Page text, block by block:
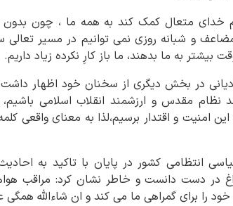
خدای متعال کمک کند به همه ما ، چون
و شبانه روزی نمی توانیم در مسیر تعالی
بیشتر به ما بدهند، ما باز کارِ نکرده زیاد داریم.
در بخش دیگری از سخنان خود اظهار
نظام مقدس و ارزشمند انقلاب اسلامی
امنیت و اقتدار برسیم،لذا به معنای واقعی
انتظامی کشور در پایان با تاکید به احادیث
در دست دانست و خاطر نشان کرد: مراقب
را برای گمراهی ما می کند و ان شاءالله همگی